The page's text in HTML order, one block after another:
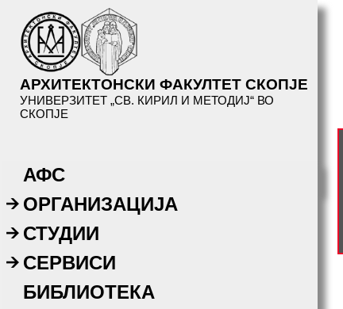
АРХИТЕКТОНСКИ ФАКУЛТЕТ СКОПЈЕ
УНИВЕРЗИТЕТ „СВ. КИРИЛ И МЕТОДИЈ“ ВО
СКОПЈЕ
АФС
ОРГАНИЗАЦИЈА
СТУДИИ
СЕРВИСИ
БИБЛИОТЕКА